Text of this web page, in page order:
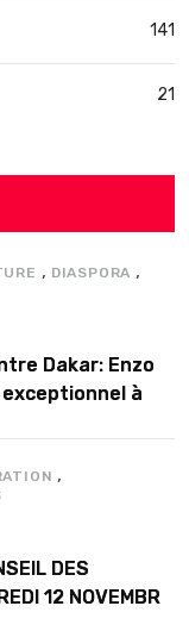
141
21
, DIASPORA ,
Dakar: Enzo
à
,
DES
12 NOVEMBRE